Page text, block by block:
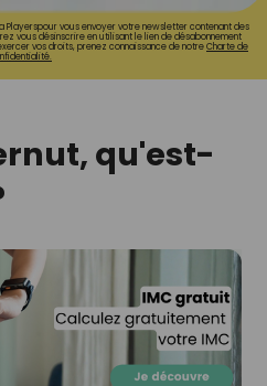
Playerspour vous envoyer votre newsletter contenant des
vous désinscrire en utilisant le lien de désabonnement
vos droits, prenez connaissance de notreCharte de
qu'est-